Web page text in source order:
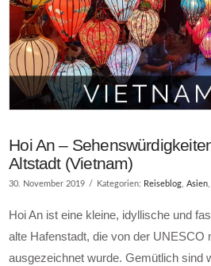
Hoi An –
Altstadt (Vietnam)
30. November 2019 Kategorien: Reiseblog,Asien
Hoi An ist eine kleine, idyllische und
alte Hafenstadt, die von der UNESCO
ausgezeichnet wurde. Gemütlich sind